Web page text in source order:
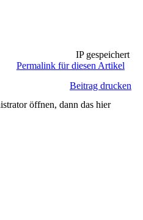
IP gespeichert
Permalink für diesen Artikel
Beitrag drucken
öffnen, dann das hier